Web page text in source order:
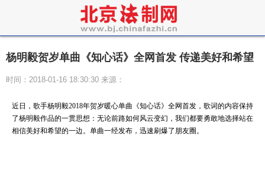
杨明毅贺岁单曲《知心话》全网首发 传递美好和希望
时间：2018-01-16 18:30:30 来源：
近日，歌手杨明毅2018年贺岁暖心单曲《知心话》全网首发，歌词的内容保持
了杨明毅作品的一贯思想：无论前路如何风云变幻，我们都要勇敢地选择站在
相信美好和希望的一边。单曲一经发布，迅速刷爆了朋友圈。